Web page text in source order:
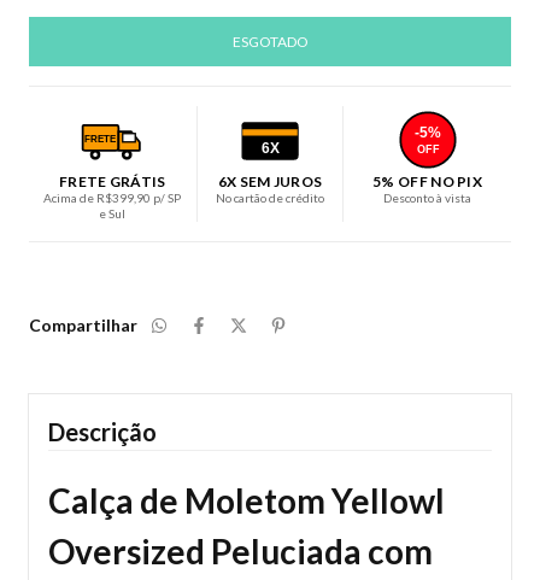
FRETE
FRETE GRÁTIS
Acima de R$399,90 p/ SP
e Sul
6X
6X SEM JUROS
No cartão de crédito
-5%
OFF
5% OFF NO PIX
Desconto à vista
Compartilhar
Descrição
Calça de Moletom Yellowl
Oversized Peluciada com